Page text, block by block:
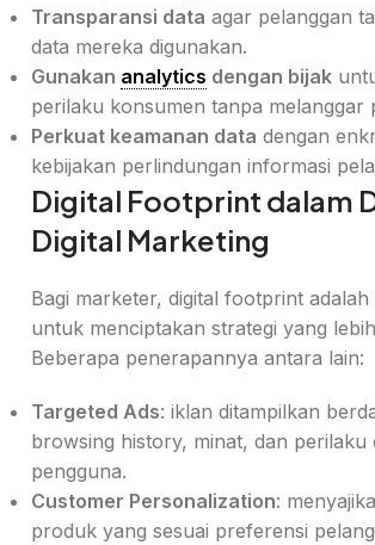
Transparansi data agar pelanggan
data mereka digunakan.
Gunakan analytics dengan bijak
perilaku konsumen tanpa melanggar
Perkuat keamanan data dengan
kebijakan perlindungan informasi
Digital Footprint dalam
Digital Marketing
Bagi marketer, digital footprint
untuk menciptakan strategi yang
Beberapa penerapannya antara lain:
Targeted Ads: iklan ditampilkan
browsing history, minat, dan perilaku
pengguna.
Customer Personalization:
produk yang sesuai preferensi